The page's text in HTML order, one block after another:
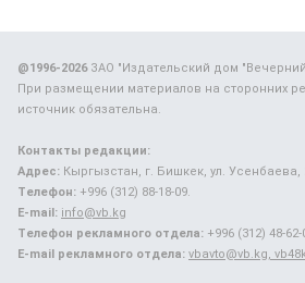
@1996-2026ЗАО "Издательский дом
При размещении материалов на сторонних
источник обязательна.
Контакты редакции:
Адрес: Кыргызстан, г. Бишкек, ул. Усенбаева,
Телефон: +996 (312) 88-18-09.
E-mail: info@vb.kg
Телефон рекламного отдела: +996 (312) 48-62-
E-mail рекламного отдела: vbavto@vb.kg,